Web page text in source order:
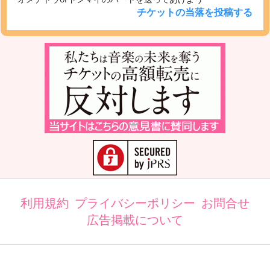
チケットの当落を投稿する
利用規約 プライバシーポリシー お問合せ
広告掲載について